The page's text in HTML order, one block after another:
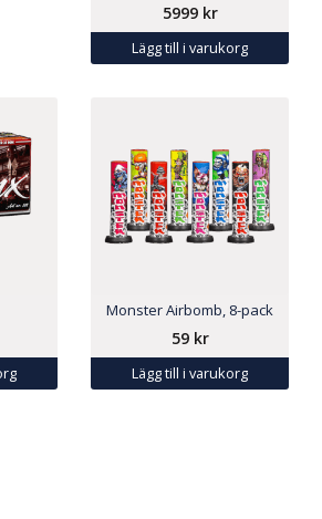
5999 kr
Lägg till i varukorg
Monster Airbomb, 8-pack
59 kr
Lägg till i varukorg